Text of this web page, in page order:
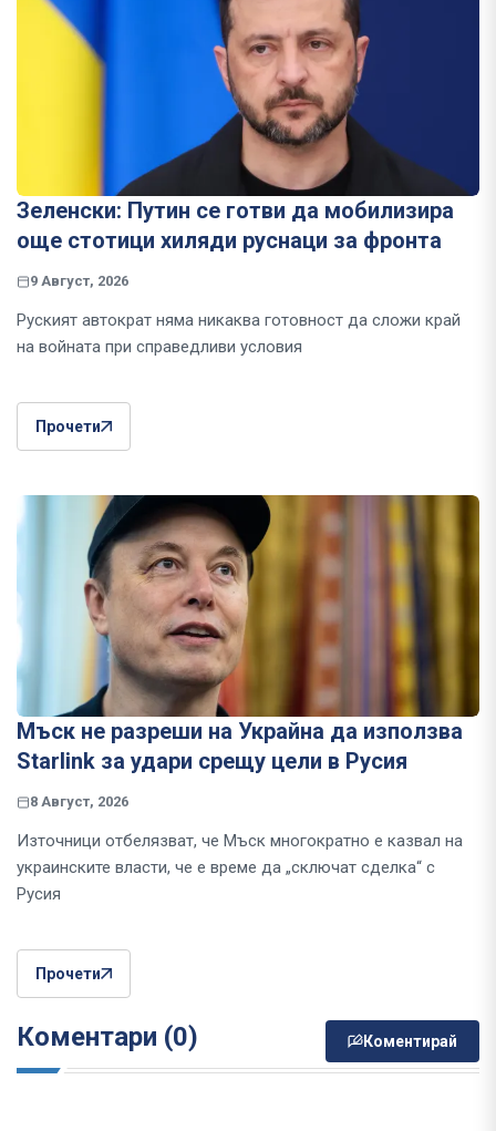
Зеленски: Путин се готви да мобилизира
още стотици хиляди руснаци за фронта
9 Август, 2026
Руският автократ няма никаква готовност да сложи край
на войната при справедливи условия
Прочети
Мъск не разреши на Украйна да използва
Starlink за удари срещу цели в Русия
8 Август, 2026
Източници отбелязват, че Мъск многократно е казвал на
украинските власти, че е време да „сключат сделка“ с
Русия
Прочети
Коментари (0) Коментирай